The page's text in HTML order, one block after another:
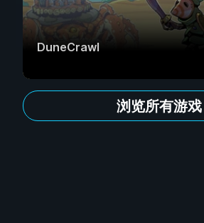
DuneCrawl
浏览所有游戏